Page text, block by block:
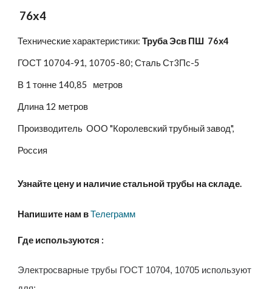
76х4
Технические характеристики:Труба Эсв ПШ 76х4
ГОСТ 10704-91, 10705-80; Сталь Ст3Пс-5
В 1 тонне 140,85 метров
Длина 12 метров
Производитель ООО "Королевский трубный завод",
Россия
Узнайте цену и наличие стальной трубы на складе.
Напишите нам вТелеграмм
Где используются :
Электросварные трубы ГОСТ 10704, 10705 используют